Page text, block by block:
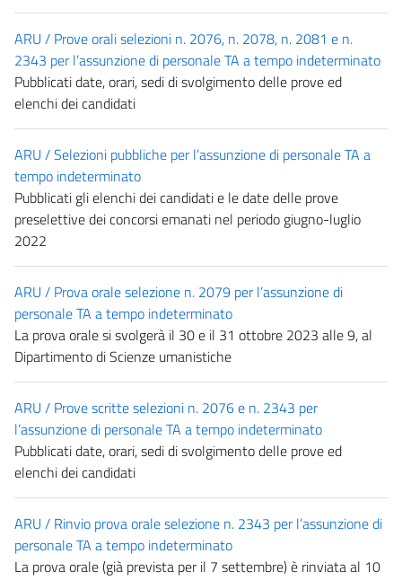
ARU / Prove orali selezioni n. 2076, n. 2078, n. 2081 e n.
2343 per l’assunzione di personale TA a tempo indeterminato
Pubblicati date, orari, sedi di svolgimento delle prove ed
elenchi dei candidati
ARU / Selezioni pubbliche per l’assunzione di personale TA a
tempo indeterminato
Pubblicati gli elenchi dei candidati e le date delle prove
preselettive dei concorsi emanati nel periodo giugno-luglio
2022
ARU / Prova orale selezione n. 2079 per l’assunzione di
personale TA a tempo indeterminato
La prova orale si svolgerà il 30 e il 31 ottobre 2023 alle 9, al
Dipartimento di Scienze umanistiche
ARU / Prove scritte selezioni n. 2076 e n. 2343 per
l’assunzione di personale TA a tempo indeterminato
Pubblicati date, orari, sedi di svolgimento delle prove ed
elenchi dei candidati
ARU / Rinvio prova orale selezione n. 2343 per l’assunzione di
personale TA a tempo indeterminato
La prova orale (già prevista per il 7 settembre) è rinviata al 10